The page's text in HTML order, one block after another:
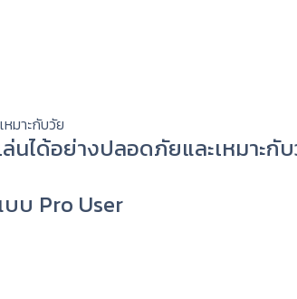
นได้อย่างปลอดภัยและเหมาะกั
บ Pro User